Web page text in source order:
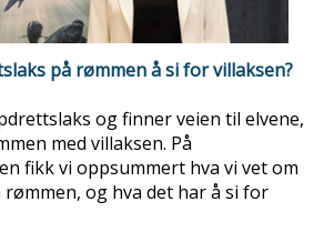
på rømmen å si for villaksen?
og finner veien til elvene,
med villaksen. På
fikk vi oppsummert hva vi vet om
og hva det har å si for